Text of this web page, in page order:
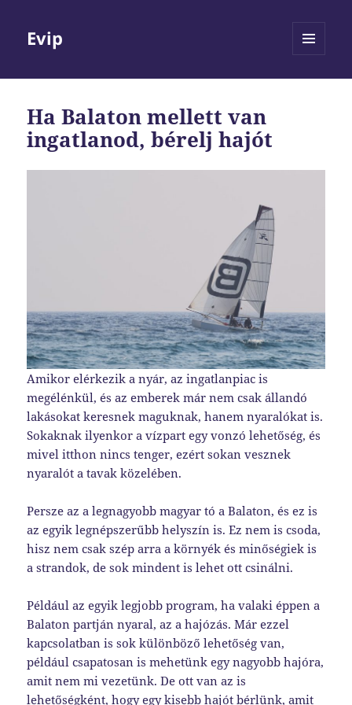
Evip
Ha Balaton mellett van
ingatlanod, bérelj hajót
Amikor elérkezik a nyár, az ingatlanpiac is
megélénkül, és az emberek már nem csak állandó
lakásokat keresnek maguknak, hanem nyaralókat is.
Sokaknak ilyenkor a vízpart egy vonzó lehetőség, és
mivel itthon nincs tenger, ezért sokan vesznek
nyaralót a tavak közelében.
Persze az a legnagyobb magyar tó a Balaton, és ez is
az egyik legnépszerűbb helyszín is. Ez nem is csoda,
hisz nem csak szép arra a környék és minőségiek is
a strandok, de sok mindent is lehet ott csinálni.
Például az egyik legjobb program, ha valaki éppen a
Balaton partján nyaral, az a hajózás. Már ezzel
kapcsolatban is sok különböző lehetőség van,
például csapatosan is mehetünk egy nagyobb hajóra,
amit nem mi vezetünk. De ott van az is
lehetőségként, hogy egy kisebb hajót bérlünk, amit